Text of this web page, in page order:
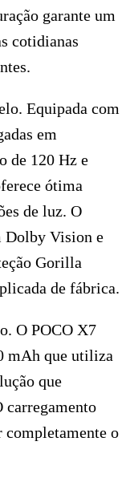
garante um
cotidianas
Equipada com
em
de 120 Hz e
ótima
de luz. O
Dolby Vision e
Gorilla
de fábrica.
O POCO X7
mAh que utiliza
que
carregamento
completamente o